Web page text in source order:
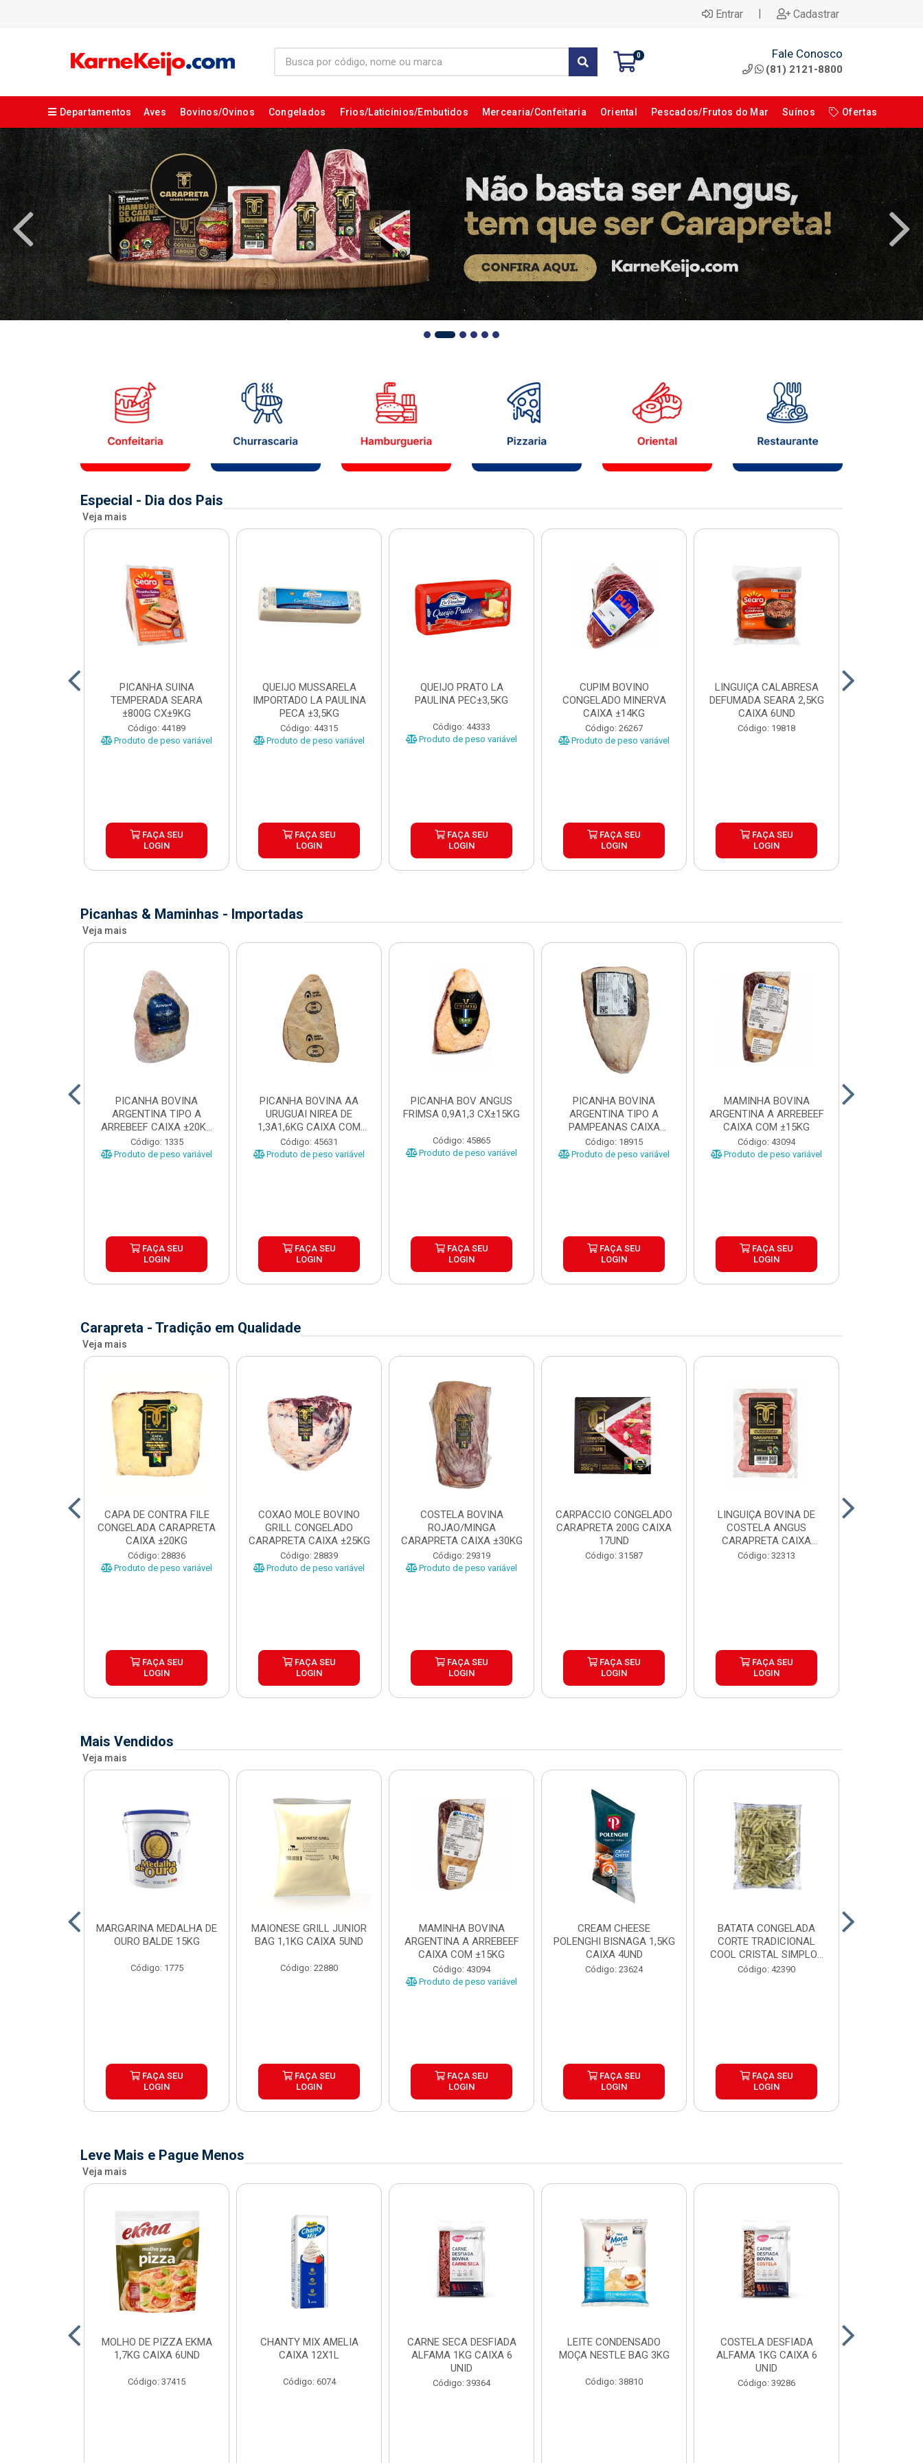
Entrar | Cadastrar
0 Fale Conosco
(81) 2121-8800
Departamentos Aves Bovinos/Ovinos Congelados Frios/Laticínios/Embutidos Mercearia/Confeitaria Oriental Pescados/Frutos do Mar Suínos Ofertas
Especial - Dia dos Pais
Veja mais
PICANHA SUINA
TEMPERADA SEARA
±800G CX±9KG
Código: 44189
Produto de peso variável
FAÇA SEU
LOGIN
QUEIJO MUSSARELA
IMPORTADO LA PAULINA
PECA ±3,5KG
Código: 44315
Produto de peso variável
FAÇA SEU
LOGIN
QUEIJO PRATO LA
PAULINA PEC±3,5KG
Código: 44333
Produto de peso variável
FAÇA SEU
LOGIN
CUPIM BOVINO
CONGELADO MINERVA
CAIXA ±14KG
Código: 26267
Produto de peso variável
FAÇA SEU
LOGIN
LINGUIÇA CALABRESA
DEFUMADA SEARA 2,5KG
CAIXA 6UND
Código: 19818
FAÇA SEU
LOGIN
Picanhas & Maminhas - Importadas
Veja mais
PICANHA BOVINA
ARGENTINA TIPO A
ARREBEEF CAIXA ±20KG
PEÇAS 1...
Código: 1335
Produto de peso variável
FAÇA SEU
LOGIN
PICANHA BOVINA AA
URUGUAI NIREA DE
1,3A1,6KG CAIXA COM
±15KG
Código: 45631
Produto de peso variável
FAÇA SEU
LOGIN
PICANHA BOV ANGUS
FRIMSA 0,9A1,3 CX±15KG
Código: 45865
Produto de peso variável
FAÇA SEU
LOGIN
PICANHA BOVINA
ARGENTINA TIPO A
PAMPEANAS CAIXA
±20KG PEÇAS ...
Código: 18915
Produto de peso variável
FAÇA SEU
LOGIN
MAMINHA BOVINA
ARGENTINA A ARREBEEF
CAIXA COM ±15KG
Código: 43094
Produto de peso variável
FAÇA SEU
LOGIN
Carapreta - Tradição em Qualidade
Veja mais
CAPA DE CONTRA FILE
CONGELADA CARAPRETA
CAIXA ±20KG
Código: 28836
Produto de peso variável
FAÇA SEU
LOGIN
COXAO MOLE BOVINO
GRILL CONGELADO
CARAPRETA CAIXA ±25KG
Código: 28839
Produto de peso variável
FAÇA SEU
LOGIN
COSTELA BOVINA
ROJAO/MINGA
CARAPRETA CAIXA ±30KG
Código: 29319
Produto de peso variável
FAÇA SEU
LOGIN
CARPACCIO CONGELADO
CARAPRETA 200G CAIXA
17UND
Código: 31587
FAÇA SEU
LOGIN
LINGUIÇA BOVINA DE
COSTELA ANGUS
CARAPRETA CAIXA
24X300G
Código: 32313
FAÇA SEU
LOGIN
Mais Vendidos
Veja mais
MARGARINA MEDALHA DE
OURO BALDE 15KG
Código: 1775
FAÇA SEU
LOGIN
MAIONESE GRILL JUNIOR
BAG 1,1KG CAIXA 5UND
Código: 22880
FAÇA SEU
LOGIN
MAMINHA BOVINA
ARGENTINA A ARREBEEF
CAIXA COM ±15KG
Código: 43094
Produto de peso variável
FAÇA SEU
LOGIN
CREAM CHEESE
POLENGHI BISNAGA 1,5KG
CAIXA 4UND
Código: 23624
FAÇA SEU
LOGIN
BATATA CONGELADA
CORTE TRADICIONAL
COOL CRISTAL SIMPLOT
CAIX...
Código: 42390
FAÇA SEU
LOGIN
Leve Mais e Pague Menos
Veja mais
MOLHO DE PIZZA EKMA
1,7KG CAIXA 6UND
Código: 37415
CHANTY MIX AMELIA
CAIXA 12X1L
Código: 6074
CARNE SECA DESFIADA
ALFAMA 1KG CAIXA 6
UNID
Código: 39364
LEITE CONDENSADO
MOÇA NESTLE BAG 3KG
Código: 38810
COSTELA DESFIADA
ALFAMA 1KG CAIXA 6
UNID
Código: 39286